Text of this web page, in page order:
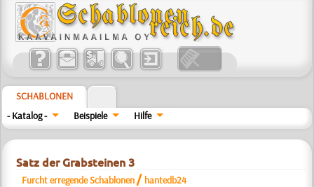
SCHABLONEN
- Katalog -
Beispiele Hilfe
Satz der Grabsteinen 3
Furcht erregende Schablonen/ hantedb24